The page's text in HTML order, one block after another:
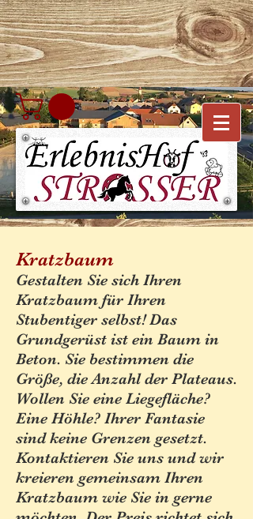
Kratzbaum
Gestalten Sie sich Ihren
Kratzbaum für Ihren
Stubentiger selbst! Das
Grundgerüst ist ein Baum in
Beton. Sie bestimmen die
Größe, die Anzahl der Plateaus.
Wollen Sie eine Liegefläche?
Eine Höhle? Ihrer Fantasie
sind keine Grenzen gesetzt.
Kontaktieren Sie uns und wir
kreieren gemeinsam Ihren
Kratzbaum wie Sie in gerne